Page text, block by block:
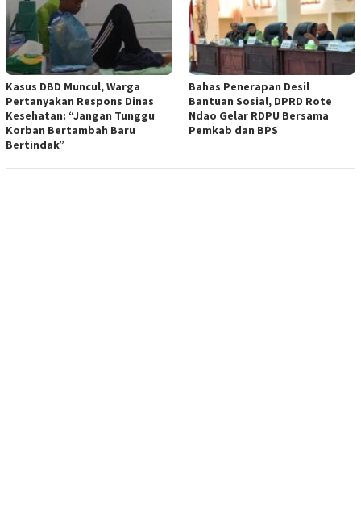
Kasus DBD Muncul, Warga
Pertanyakan Respons Dinas
Kesehatan: “Jangan Tunggu
Korban Bertambah Baru
Bertindak”
Bahas Penerapan Desil
Bantuan Sosial, DPRD Rote
Ndao Gelar RDPU Bersama
Pemkab dan BPS